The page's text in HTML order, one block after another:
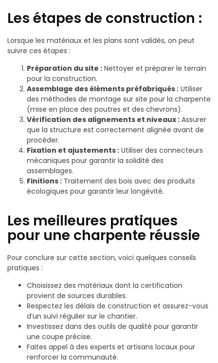
Les étapes de construction :
Lorsque les matériaux et les plans sont validés, on peut
suivre ces étapes :
Préparation du site : Nettoyer et préparer le terrain
pour la construction.
Assemblage des éléments préfabriqués : Utiliser
des méthodes de montage sur site pour la charpente
(mise en place des poutres et des chevrons).
Vérification des alignements et niveaux : Assurer
que la structure est correctement alignée avant de
procéder.
Fixation et ajustements : Utiliser des connecteurs
mécaniques pour garantir la solidité des
assemblages.
Finitions : Traitement des bois avec des produits
écologiques pour garantir leur longévité.
Les meilleures pratiques
pour une charpente réussie
Pour conclure sur cette section, voici quelques conseils
pratiques :
Choisissez des matériaux dont la certification
provient de sources durables.
Respectez les délais de construction et assurez-vous
d’un suivi régulier sur le chantier.
Investissez dans des outils de qualité pour garantir
une coupe précise.
Faites appel à des experts et artisans locaux pour
renforcer la communauté.